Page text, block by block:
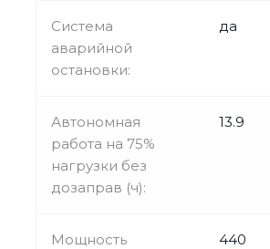
Система
аварийной
остановки:
да
Автономная
работа на 75%
нагрузки без
дозаправ (ч):
13.9
Мощность
440